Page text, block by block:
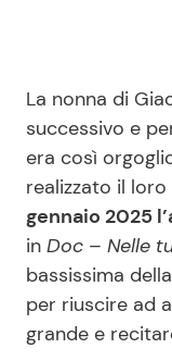
Info
Chi siamo
Disclaimer e
Redazione
Contattaci
La nonna di
successivo e
era così
realizzato il loro
gennaio 2025
in Doc – Nelle
bassissima
per riuscire ad
grande e